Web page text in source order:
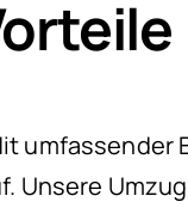
umfassender
Unsere